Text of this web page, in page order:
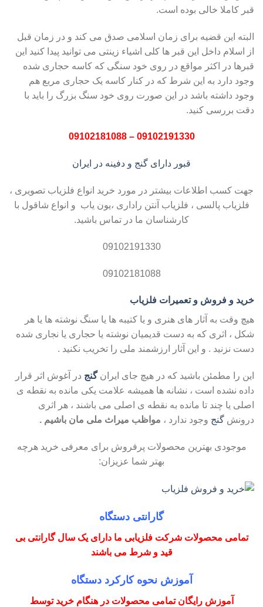
قبر کاملا خالی بوده است.
البته این قضیه برای زمان اسلامی صدق می کند و در زمان قبل
از اسلام داخل این قبر ها کلی اشیاء زینتی می توانید پیدا کنید این
قبرها در اکثر مواقع در روی خود سنگی که کاسه حجاری شده
وجود دارد به این شرط که در کنار کاسه یک حجاری مربع هم
وجود داشته باشد در این صورت روی خود سنگ بزرگ را باید با
دقت بررسی کنید.
09102191330 – 09102181088
قبور دارای گنج و دفینه در ایران
جهت کسب اطلاعات بیشتر در مورد خرید انواع فلزیاب تصویری ،
فلزیاب پالسی ، فلزیاب آنتن راداری ،یون یاب و انواع شاقول با
کارشناسان ما در تماس باشید.
09102191330
09102181088
خرید و فروش و تعمیرات فلزیاب
هیچ وقت به آثار های هنری و یا کتیبه ها یا سنگ نوشته ها یا هر
شکل ، اثری که به دست قدیمیان نوشته یا حجاری یا نجاری شده
دست نزنید . و این آثار ارزشمند ملی را تخریب نکنید .
این را مطمئن باشید که در هیچ جای ایرانگنج در آغوش اثر قرار
داده نشده است ، نشانه ها همیشه علامت یکی مانده به نقطه ی
اصلی یا چند تا مانده به نقطه ی اصلی می باشند ، هر اثری
درونش گنج وجود ندارد ، مواظب میراث ملی مان باشیم .
موجودی بهترین محصولات پرفروش برای معرفی خرید هرچه
بهتر شما عزیزان:
گارانتی دستگاه
تمامی محصولات شرکت فلزیابی ما دارای یک سال گارانتی بی
قید و شرط می باشند
آموزش نحوه کارکرد دستگاه
آموزش رایگان تمامی محصولات در هنگام خرید توسط